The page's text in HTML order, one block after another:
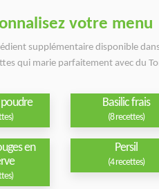
votre menu
supplémentaire disponible
qui marie parfaitement avec du
Basilic frais
(8 recettes)
en
Persil
(4 recettes)